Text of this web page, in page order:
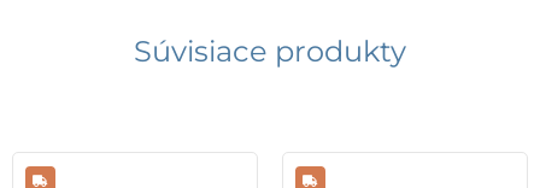
Súvisiace produkty